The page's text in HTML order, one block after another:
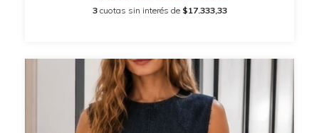
3 cuotas sin interés de $17.333,33